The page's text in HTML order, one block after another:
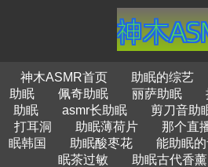
神木ASMR首页 助眠的综艺
助眠
佩奇助眠 丽萨助眠
助眠
asmr长助眠 剪刀音助
打耳洞
助眠薄荷片 那个直
眠韩国
助眠酸枣花 能助眠
眠茶过敏
助眠古代香薰